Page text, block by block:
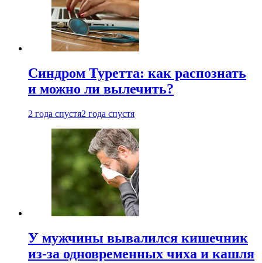
Синдром Туретта: как распознать
и можно ли вылечить?
2 года спустя2 года спустя
У мужчины вывалился кишечник
из-за одновременных чиха и кашля